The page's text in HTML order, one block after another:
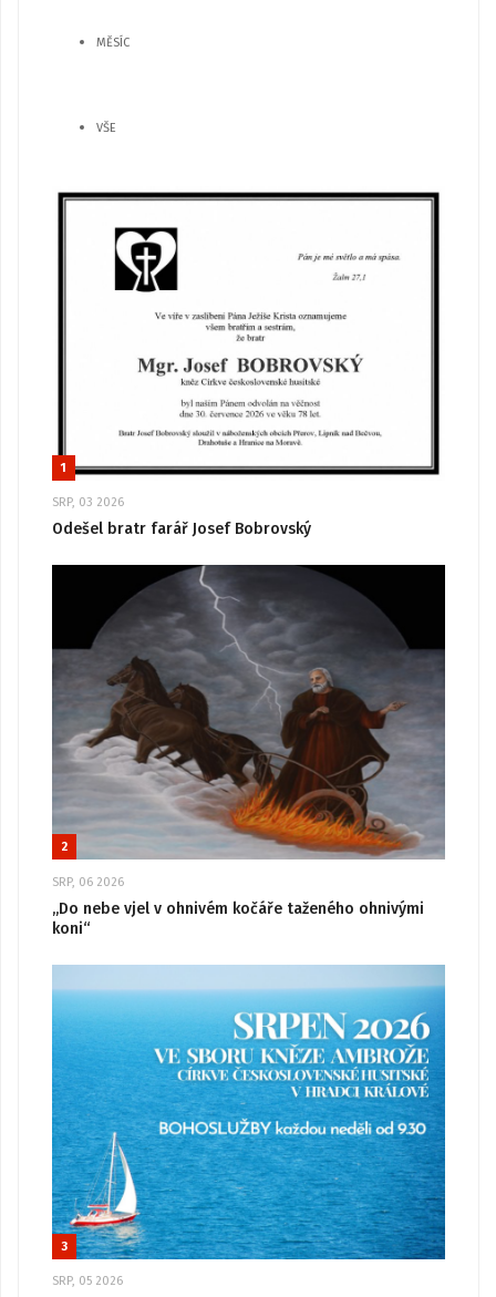
MĚSÍC
VŠE
1
SRP, 03 2026
Odešel bratr farář Josef Bobrovský
2
SRP, 06 2026
„Do nebe vjel v ohnivém kočáře taženého ohnivými
koni“
3
SRP, 05 2026